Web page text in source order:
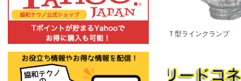
Ｔ型ラインクランプ